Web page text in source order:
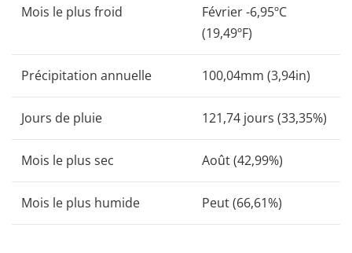
Mois le plus froid
Février -6,95ºC
(19,49ºF)
Précipitation annuelle 100,04mm (3,94in)
Jours de pluie 121,74 jours (33,35%)
Mois le plus sec Août (42,99%)
Mois le plus humide Peut (66,61%)